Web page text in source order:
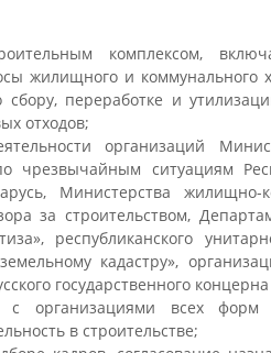
комплексом,
жилищного и коммунального
сбору, переработке и
отходов;
организаций
чрезвычайным ситуациям
Министерства жилищно-
за строительством,
республиканского
кадастру»,
государственного
с организациями всех форм
в строительстве;